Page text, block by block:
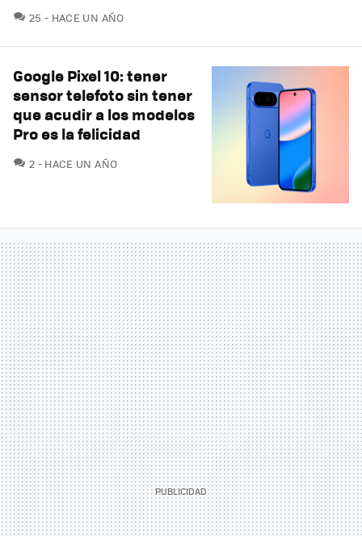
25 COMENTARIOS
HACE UN AÑO
Google Pixel 10: tener
sensor telefoto sin tener
que acudir a los modelos
Pro es la felicidad
2 COMENTARIOS
HACE UN AÑO